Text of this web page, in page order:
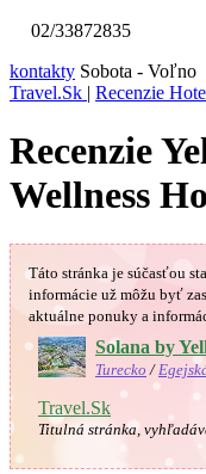
02/33872835
kontakty Sobota - Voľno
Travel.Sk | Recenzie
Recenzie
Wellness
Táto stránka je súčasťou
informácie už môžu byť
aktuálne ponuky a
Solana by
Turecko /
Travel.Sk
Titulná stránka,